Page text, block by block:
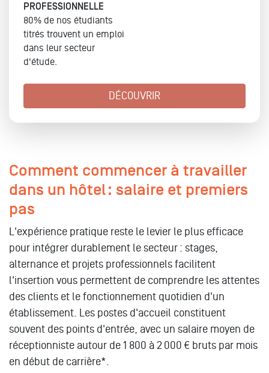
PROFESSIONNELLE
80% de nos étudiants
titrés trouvent un emploi
dans leur secteur
d'étude.
DÉCOUVRIR
Comment commencer à travailler
dans un hôtel : salaire et premiers
pas
L'expérience pratique reste le levier le plus efficace
pour intégrer durablement le secteur : stages,
alternance et projets professionnels facilitent
l'insertion vous permettent de comprendre les attentes
des clients et le fonctionnement quotidien d'un
établissement. Les postes d'accueil constituent
souvent des points d'entrée, avec un salaire moyen de
réceptionniste autour de 1 800 à 2 000 € bruts par mois
en début de carrière*.